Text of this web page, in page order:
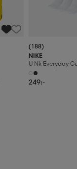
(188)
NIKE
U Nk Everyday
6pr-Bd
249:-